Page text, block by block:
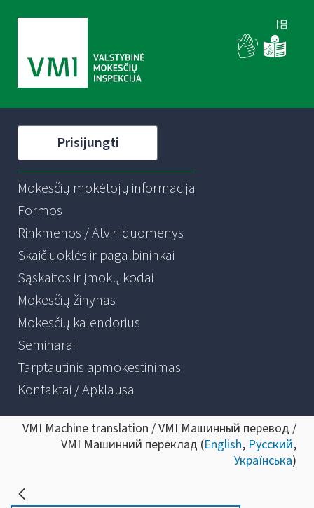
Prisijungti
Mokesčių mokėtojų informacija
Formos
Rinkmenos / Atviri duomenys
Skaičiuoklės ir pagalbininkai
Sąskaitos ir įmokų kodai
Mokesčių žinynas
Mokesčių kalendorius
Seminarai
Tarptautinis apmokestinimas
Kontaktai / Apklausa
VMI Machine translation / VMI Машинный перевод /
VMI Машинний переклад (English, Русский,
Українська)